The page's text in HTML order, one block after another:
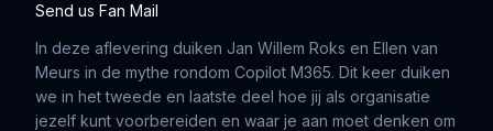
Send us Fan Mail
In deze aflevering duiken Jan Willem Roks en Ellen van
Meurs in de mythe rondom Copilot M365. Dit keer duiken
we in het tweede en laatste deel hoe jij als organisatie
jezelf kunt voorbereiden en waar je aan moet denken om